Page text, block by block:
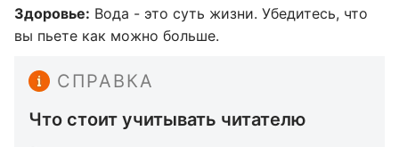
Здоровье: Вода - это суть жизни. Убедитесь, что
вы пьете как можно больше.
СПРАВКА
Что стоит учитывать читателю